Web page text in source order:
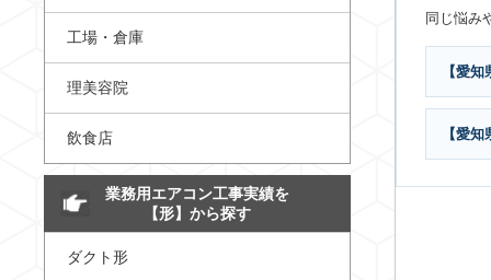
同じ悩み
【愛
【愛
工場・倉庫
理美容院
飲食店
業務用エアコン工事実績を
【形】から探す
ダクト形